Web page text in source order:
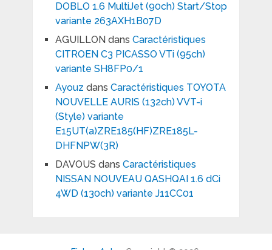
DOBLO 1.6 MultiJet (90ch) Start/Stop
variante 263AXH1B07D
AGUILLON dans Caractéristiques
CITROEN C3 PICASSO VTi (95ch)
variante SH8FP0/1
Ayouz dans Caractéristiques TOYOTA
NOUVELLE AURIS (132ch) VVT-i
(Style) variante
E15UT(a)ZRE185(HF)ZRE185L-
DHFNPW(3R)
DAVOUS dans Caractéristiques
NISSAN NOUVEAU QASHQAI 1.6 dCi
4WD (130ch) variante J11CC01